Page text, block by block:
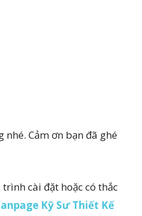
nhé. Cảm ơn bạn đã ghé
cài đặt hoặc có thắc
Kỹ Sư Thiết Kế